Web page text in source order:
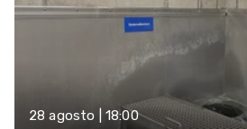
28 agosto | 18:00